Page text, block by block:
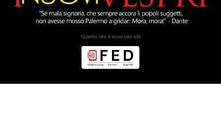
Questo sito è associato alla